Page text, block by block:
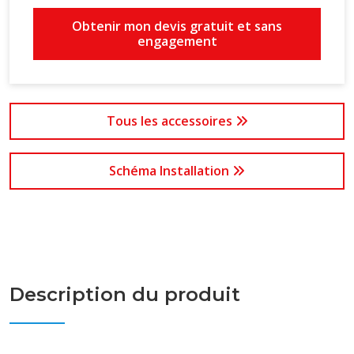
Obtenir mon devis gratuit et sans
engagement
Tous les accessoires
Schéma Installation
Description du produit